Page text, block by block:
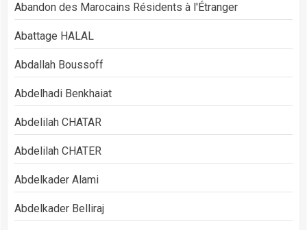
Abandon des Marocains Résidents à l'Étranger
Abattage HALAL
Abdallah Boussoff
Abdelhadi Benkhaiat
Abdelilah CHATAR
Abdelilah CHATER
Abdelkader Alami
Abdelkader Belliraj